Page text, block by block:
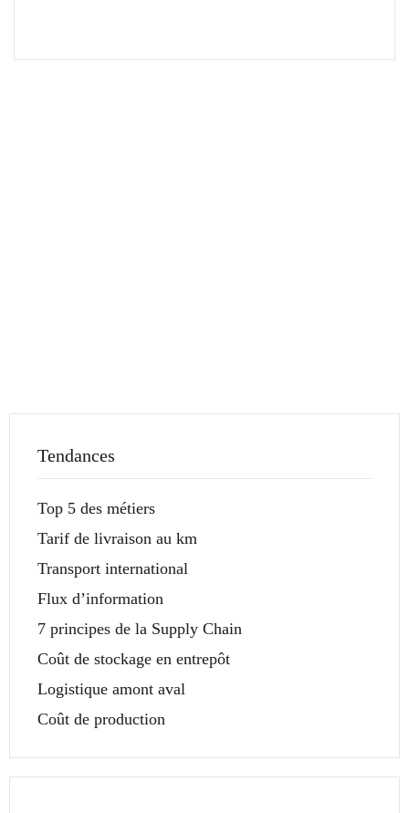
Tendances
Top 5 des métiers
Tarif de livraison au km
Transport international
Flux d’information
7 principes de la Supply Chain
Coût de stockage en entrepôt
Logistique amont aval
Coût de production